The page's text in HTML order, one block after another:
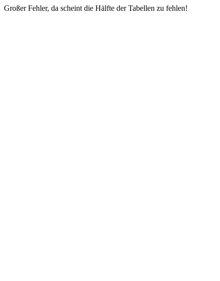
Großer Fehler, da scheint die Hälfte der Tabellen zu fehlen!